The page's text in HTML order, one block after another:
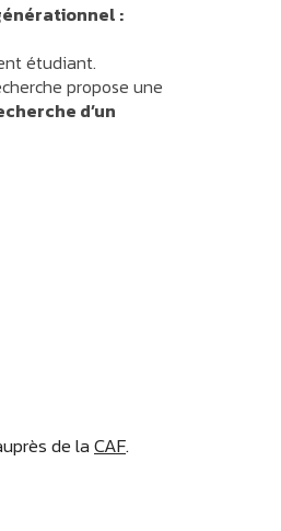
:
étudiant.
propose une
d’un
de laCAF.